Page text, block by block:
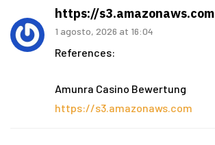
https://s3.amazonaws.com
1 agosto, 2026 at 16:04
References:
Amunra Casino Bewertung
https://s3.amazonaws.com